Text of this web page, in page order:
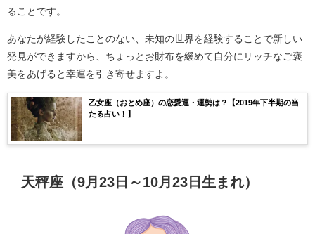
ることです。
あなたが経験したことのない、未知の世界を経験することで新しい
発見ができますから、ちょっとお財布を緩めて自分にリッチなご褒
美をあげると幸運を引き寄せますよ。
乙女座（おとめ座）の恋愛運・運勢は？【2019年下半期の当
たる占い！】
天秤座（9月23日～10月23日生まれ）